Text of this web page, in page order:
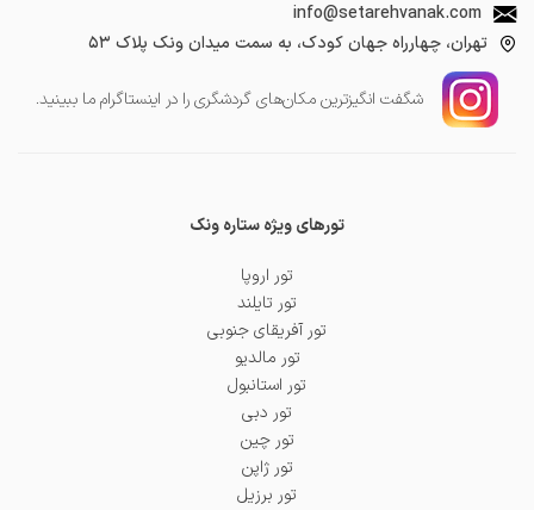
info@setarehvanak.com
تهران، چهارراه جهان کودک، به سمت میدان ونک پلاک ۵۳
شگفت انگیز‌ترین مکان‌های گردشگری را در اینستاگرام ما ببینید.
تورهای ویژه ستاره ونک
تور اروپا
تور تایلند
تور آفریقای جنوبی
تور مالدیو
تور استانبول
تور دبی
تور چین
تور ژاپن
تور برزیل